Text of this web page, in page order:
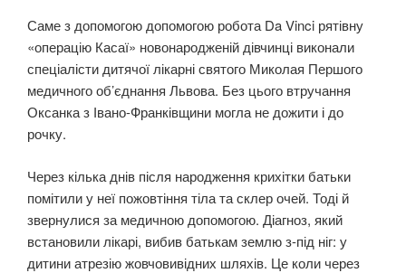
Саме з допомогою допомогою робота Da Vinci рятівну
«операцію Касаї» новонародженій дівчинці виконали
спеціалісти дитячої лікарні святого Миколая Першого
медичного об’єднання Львова. Без цього втручання
Оксанка з Івано-Франківщини могла не дожити і до
рочку.
Через кілька днів після народження крихітки батьки
помітили у неї пожовтіння тіла та склер очей. Тоді й
звернулися за медичною допомогою. Діагноз, який
встановили лікарі, вибив батькам землю з-під ніг: у
дитини атрезію жовчовивідних шляхів. Це коли через